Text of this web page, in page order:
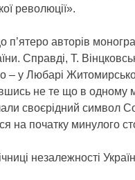
революції».
авторів
Справді, Т.
у Любарі Житомирської
не те що в одному
своєрідний символ
початку минулого
незалежності